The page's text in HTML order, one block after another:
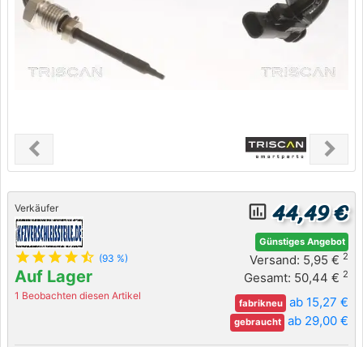
chevron_leftPrevious chevron_right
Next
Verkäufer
star star star star star_half (93 %)
Auf Lager
1 Beobachten diesen Artikel
insert_chart_outlined 44,49 €
Günstiges Angebot
Versand: 5,95 € 2
Gesamt: 50,44 € 2
fabrikneu ab 15,27 €
gebraucht ab 29,00 €